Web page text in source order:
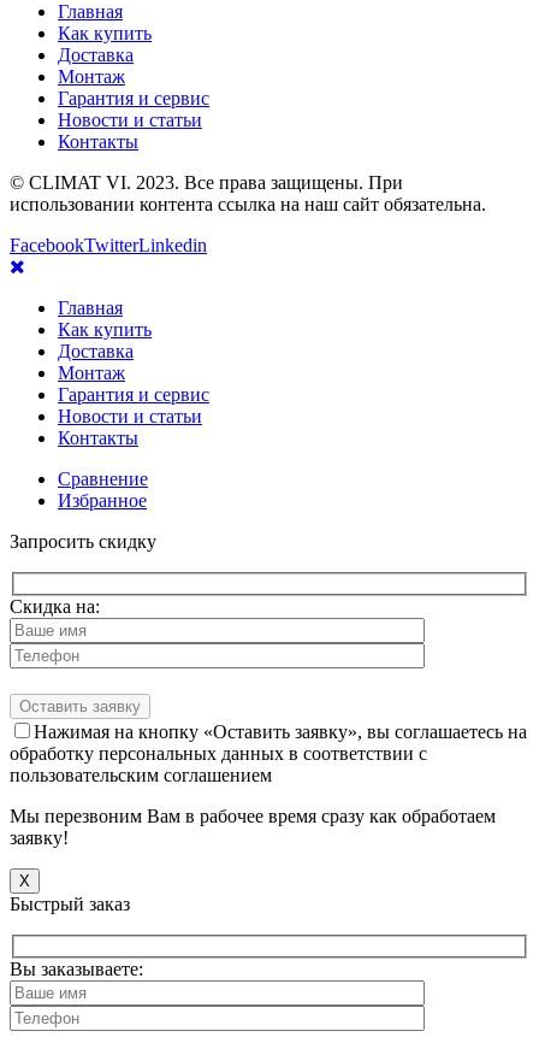
Главная
Как купить
Доставка
Монтаж
Гарантия и сервис
Новости и статьи
Контакты
© CLIMAT VI. 2023. Все права защищены. При
использовании контента ссылка на наш сайт обязательна.
FacebookTwitterLinkedin
Главная
Как купить
Доставка
Монтаж
Гарантия и сервис
Новости и статьи
Контакты
Сравнение
Избранное
Запросить скидку
Скидка на:
Нажимая на кнопку «Оставить заявку», вы соглашаетесь на
обработку персональных данных в соответствии с
пользовательским соглашением
Мы перезвоним Вам в рабочее время сразу как обработаем
заявку!
X
Быстрый заказ
Вы заказываете: